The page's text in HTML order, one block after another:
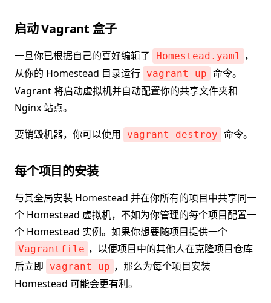
启动 Vagrant 盒子
一旦你已根据自己的喜好编辑了 Homestead.yaml ，
从你的 Homestead 目录运行 vagrant up 命令。
Vagrant 将启动虚拟机并自动配置你的共享文件夹和
Nginx 站点。
要销毁机器，你可以使用
vagrant destroy 命令。
每个项目的安装
与其全局安装 Homestead 并在你所有的项目中共享同一
个 Homestead 虚拟机，不如为你管理的每个项目配置一
个 Homestead 实例。如果你想要随项目提供一个
Vagrantfile ，以便项目中的其他人在克隆项目仓库
后立即
vagrant up ，那么为每个项目安装
Homestead 可能会更有利。